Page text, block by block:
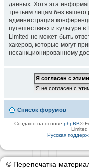
данных. Хотя эта
третьим лицам без
администрация
путешествиях и культуре
Limited не может быть
хакеров, которые могут
несанкционированному
Список форумов
Создано на основеphpBB®
Limited
Русская
© Перепечатка